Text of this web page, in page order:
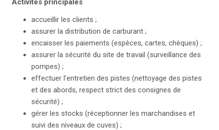
Activités principales
accueillir les clients ;
assurer la distribution de carburant ;
encaisser les paiements (espèces, cartes, chèques) ;
assurer la sécurité du site de travail (surveillance des
pompes) ;
effectuer l’entretien des pistes (nettoyage des pistes
et des abords, respect strict des consignes de
sécurité) ;
gérer les stocks (réceptionner les marchandises et
suivi des niveaux de cuves) ;